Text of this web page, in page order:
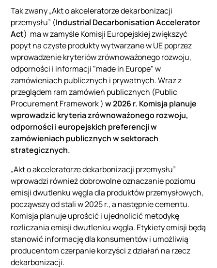
Tak zwany „Akt o akceleratorze dekarbonizacji
przemysłu” (Industrial Decarbonisation Accelerator
Act) ma w zamyśle Komisji Europejskiej zwiększyć
popyt na czyste produkty wytwarzane w UE poprzez
wprowadzenie kryteriów zrównoważonego rozwoju,
odporności i informacji "made in Europe" w
zamówieniach publicznych i prywatnych. Wraz z
przeglądem ram zamówień publicznych (Public
Procurement Framework )w 2026 r. Komisja planuje
wprowadzić kryteria zrównoważonego rozwoju,
odporności i europejskich preferencji w
zamówieniach publicznych w sektorach
strategicznych.
„Akt o akceleratorze dekarbonizacji przemysłu”
wprowadzi również dobrowolne oznaczanie poziomu
emisji dwutlenku węgla dla produktów przemysłowych,
począwszy od stali w 2025 r., a następnie cementu.
Komisja planuje uprościć i ujednolicić metodykę
rozliczania emisji dwutlenku węgla. Etykiety emisji będą
stanowić informację dla konsumentów i umożliwią
producentom czerpanie korzyści z działań na rzecz
dekarbonizacji.